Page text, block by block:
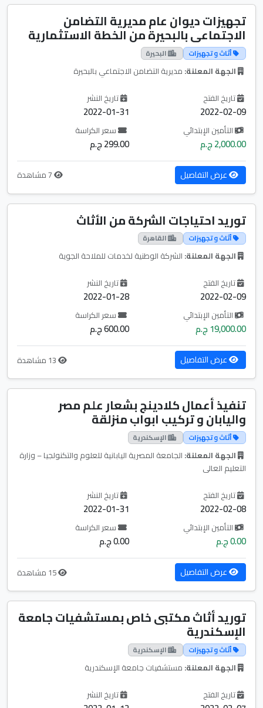
تجهيزات ديوان عام مديرية التضامن
الاجتماعى بالبحيرة من الخطة الاستثمارية
أثاث و تجهيزات البحيرة
الجهة المعلنة: مديرية التضامن الاجتماعي بالبحيرة
تاريخ الفتح
2022-02-09
تاريخ النشر
2022-01-31
التأمين الإبتدائي
2,000.00 ج.م
سعر الكراسة
299.00 ج.م
عرض التفاصيل
توريد احتياجات الشركة من الأثاث
أثاث و تجهيزات القاهرة
الجهة المعلنة: الشركة الوطنية لخدمات للملاحة الجوية
تاريخ الفتح
2022-02-09
تاريخ النشر
2022-01-28
التأمين الإبتدائي
19,000.00 ج.م
سعر الكراسة
600.00 ج.م
عرض التفاصيل
تنفيذ أعمال كلادينج بشعار علم مصر
واليابان و تركيب ابواب منزلقة
أثاث و تجهيزات الإسكندرية
الجهة المعلنة: الجامعة المصرية اليابانية للعلوم والتكنولجيا – وزارة
التعليم العالى
تاريخ الفتح
2022-02-08
تاريخ النشر
2022-01-31
التأمين الإبتدائي
0.00 ج.م
سعر الكراسة
0.00 ج.م
عرض التفاصيل
توريد أثاث مكتبى خاص بمستشفيات جامعة
الإسكندرية
أثاث و تجهيزات الإسكندرية
الجهة المعلنة: مستشفيات جامعة الإسكندرية
تاريخ الفتح
تاريخ النشر